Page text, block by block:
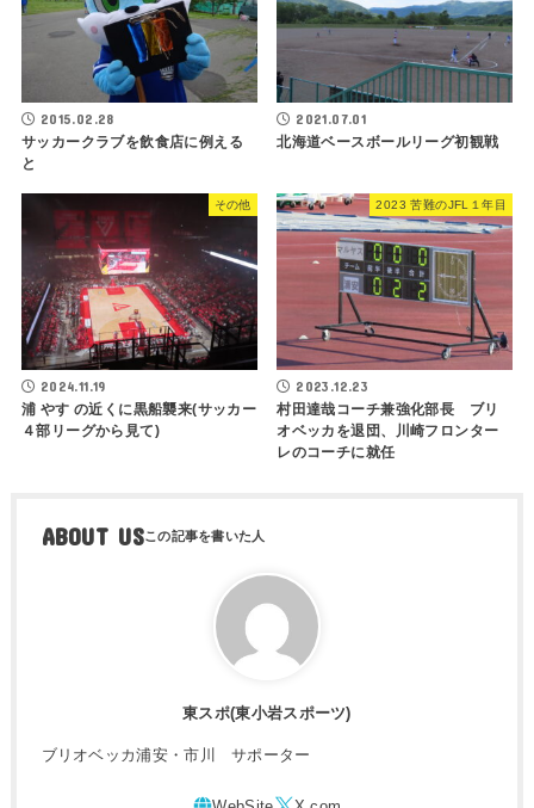
2015.02.28
サッカークラブを飲食店に例える
と
2021.07.01
北海道ベースボールリーグ初観戦
その他
2024.11.19
浦 やす の近くに黒船襲来(サッカー
４部リーグから見て)
2023 苦難のJFL１年目
2023.12.23
村田達哉コーチ兼強化部長 ブリ
オベッカを退団、川崎フロンター
レのコーチに就任
ABOUT US
東スポ(東小岩スポーツ)
ブリオベッカ浦安・市川 サポーター